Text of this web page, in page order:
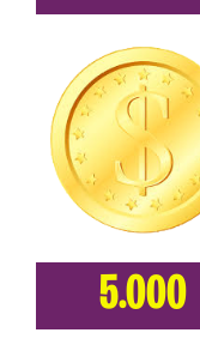
5.000